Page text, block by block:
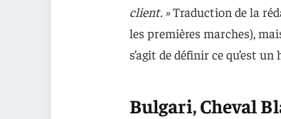
client. »Traduction de la
les premières marches),
s’agit de définir ce qu’est
Bulgari, Cheval